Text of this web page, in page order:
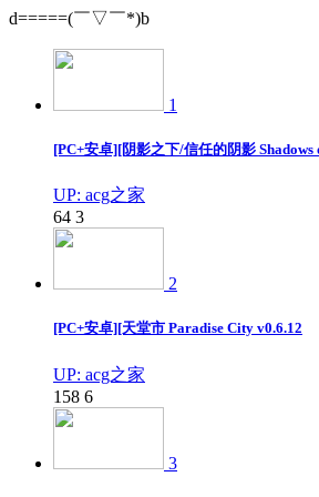
d=====(￣▽￣*)b
1
[PC+安卓][阴影之下/信任的阴影 Shadows
UP: acg之家
64 3
2
[PC+安卓][天堂市 Paradise City v0.6.12
UP: acg之家
158 6
3